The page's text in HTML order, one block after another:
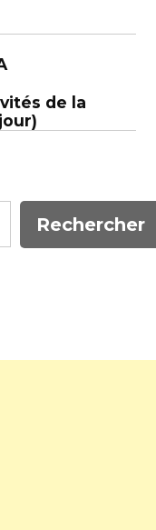
de la
Rechercher